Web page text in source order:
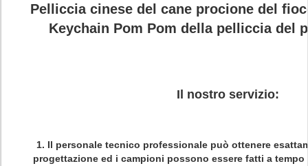
Pelliccia cinese del cane procione del
Keychain Pom Pom della pelliccia del
Il nostro servizio:
1. Il personale tecnico professionale può ottenere
progettazione ed i campioni possono essere fatti a